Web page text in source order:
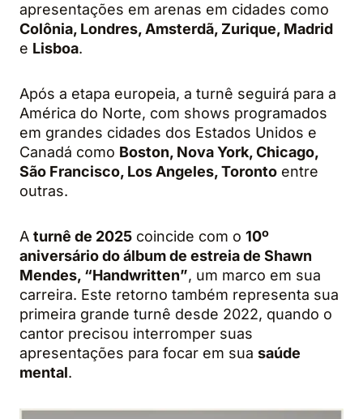
apresentações em arenas em cidades como
Colônia, Londres, Amsterdã, Zurique, Madrid
e Lisboa.
Após a etapa europeia, a turnê seguirá para a
América do Norte, com shows programados
em grandes cidades dos Estados Unidos e
Canadá como Boston, Nova York, Chicago,
São Francisco, Los Angeles, Toronto entre
outras.
A turnê de 2025 coincide com o 10º
aniversário do álbum de estreia de Shawn
Mendes, “Handwritten”, um marco em sua
carreira. Este retorno também representa sua
primeira grande turnê desde 2022, quando o
cantor precisou interromper suas
apresentações para focar em sua saúde
mental.